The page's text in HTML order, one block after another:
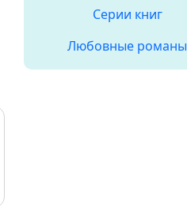
Серии книг
Любовные романы